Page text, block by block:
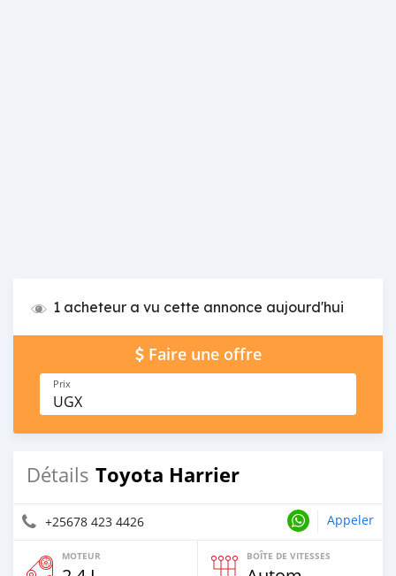
1 acheteur a vu cette annonce aujourd'hui
Faire une offre
Prix
UGX
Détails Toyota Harrier
+25678 423 4426 Appeler
MOTEUR BOÎTE DE VITESSES